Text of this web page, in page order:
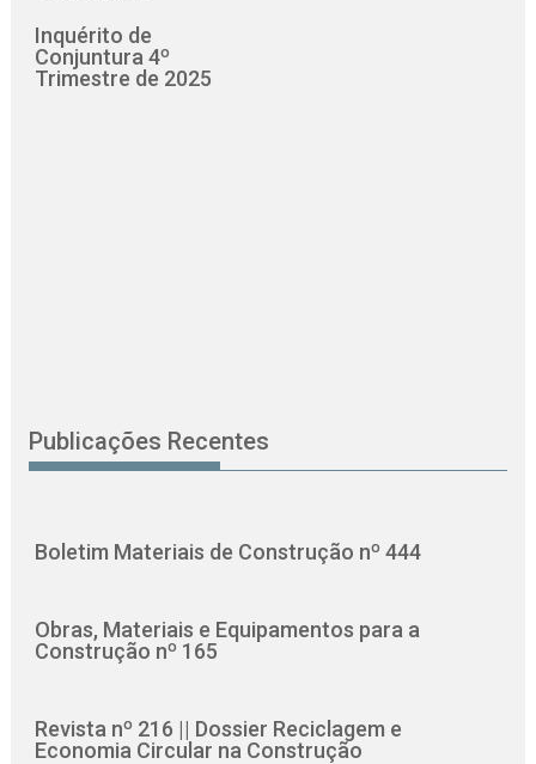
Inquérito de
Conjuntura 4º
Trimestre de 2025
Publicações Recentes
Boletim Materiais de Construção nº 444
Obras, Materiais e Equipamentos para a
Construção nº 165
Revista nº 216 || Dossier Reciclagem e
Economia Circular na Construção